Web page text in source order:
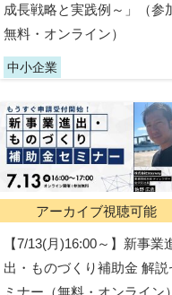
成長戦略と実践例～」（参
無料・オンライン）
中小企業
アーカイブ視聴可能
【7/13(月)16:00～】新事業
出・ものづくり補助金 解説
ミナー（無料・オンライン）